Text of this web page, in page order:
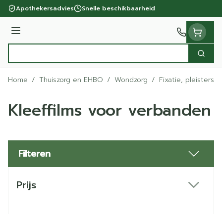
Ga naar de inhoud
Apothekersadvies Snelle beschikbaarheid
Menu
Zoek
Home / Thuiszorg en EHBO / Wondzorg / Fixatie, pleisters
Kleeffilms voor verbanden
Filteren
Prijs